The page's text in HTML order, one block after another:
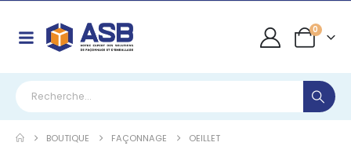
0
BOUTIQUE FAÇONNAGE OEILLET